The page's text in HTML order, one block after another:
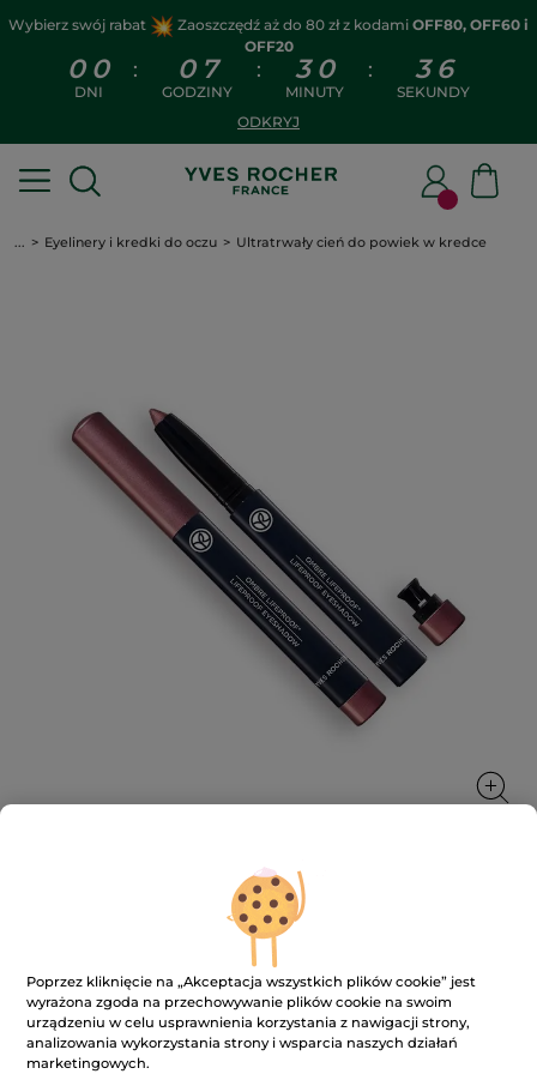
Wybierz swój rabat Zaoszczędź aż do 80 zł z kodami OFF80, OFF60 i
OFF20
0 0
DNI
: 0 7
GODZINY
: 3 0
MINUTY
: 3 6
SEKUNDY
ODKRYJ
... Eyelinery i kredki do oczu Ultratrwały cień do powiek w kredce
Ultratrwały cień do powiek w kredce
Zapewnia intensywnie kolorowy wygląd, gotowy na
wszystko
1.4 g
4.2 ★★★★★
★★★★★
4.2
(510)DODAJ RECENZJĘ
Poprzez kliknięcie na „Akceptacja wszystkich plików cookie” jest
wyrażona zgoda na przechowywanie plików cookie na swoim
urządzeniu w celu usprawnienia korzystania z nawigacji strony,
analizowania wykorzystania strony i wsparcia naszych działań
marketingowych.